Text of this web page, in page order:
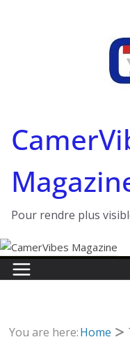
Pour rendre plus
You are here:Home